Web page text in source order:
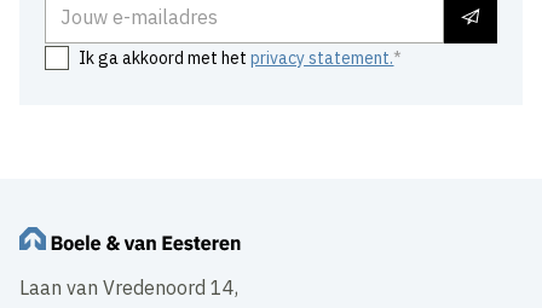
Ik ga akkoord met hetprivacy statement.
Laan van Vredenoord 14,